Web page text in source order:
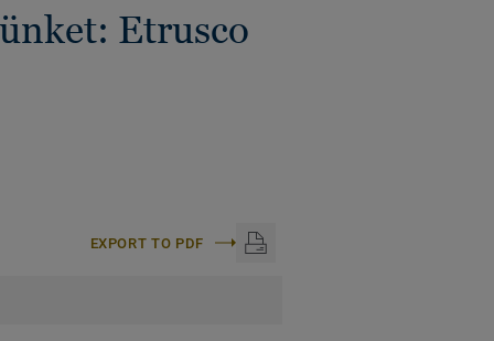
Etrusco
EXPORT TO PDF